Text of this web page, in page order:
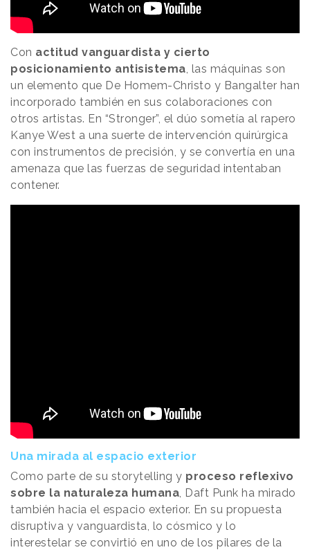
Con actitud vanguardista y cierto
posicionamiento antisistema, las máquinas son
un elemento que De Homem-Christo y Bangalter han
incorporado también en sus colaboraciones con
otros artistas. En “Stronger”, el dúo sometía al rapero
Kanye West a una suerte de intervención quirúrgica
con instrumentos de precisión, y se convertía en una
amenaza que las fuerzas de seguridad intentaban
contener.
Una mirada al espacio exterior
Como parte de su storytelling y proceso reflexivo
sobre la naturaleza humana, Daft Punk ha mirado
también hacia el espacio exterior. En su propuesta
disruptiva y vanguardista, lo cósmico y lo
interestelar se convirtió en uno de los pilares de la